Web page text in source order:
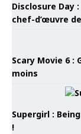
Disclosure Day
chef-d’œuvre
Scary Movie 6
moins
Supergirl :
!